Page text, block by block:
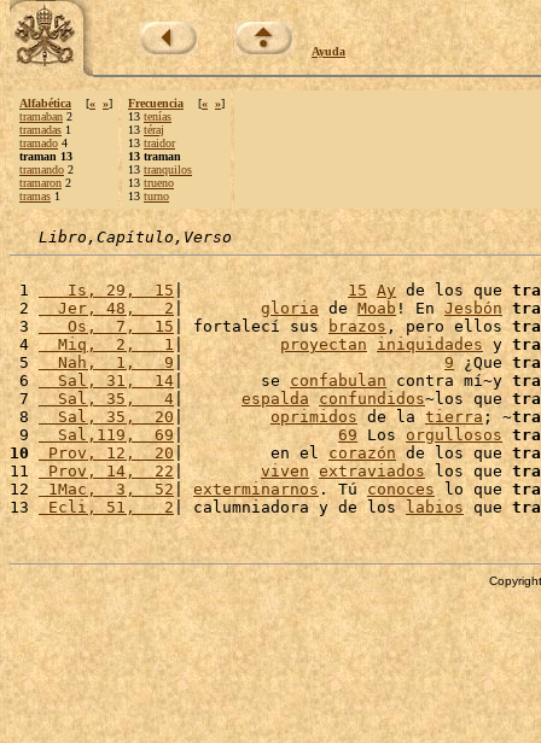
Ayuda
Alfabética [« »]
tramaban 2
tramadas 1
tramado 4
traman 13
tramando 2
tramaron 2
tramas 1
Frecuencia [« »]
13 tenías
13 téraj
13 traidor
13 traman
13 tranquilos
13 trueno
13 turno
Libro,Capítulo,Verso
1
   Is, 29,  15
| 15 Ay de los que
2
  Jer, 48,   2
| gloria de Moab ! En Jesbón
3
   Os,  7,  15
| fortalecí sus brazos , pero ellos
4
  Miq,  2,   1
| proyectan iniquidades y
5
  Nah,  1,   9
| 9 ¿Que
6
  Sal, 31,  14
|        se confabulan contra mí~y
7
  Sal, 35,   4
| espalda confundidos~los que
8
  Sal, 35,  20
| oprimidos de la tierra ; ~
9
  Sal,119,  69
| 69 Los orgullosos
10
Prov, 12,  20|         en el corazón de los que
11 Prov, 14,  22 | viven extraviados los que
12 1Mac,  3,  52 | exterminarnos . Tú conoces lo que
13
Ecli, 51,   2| calumniadora y de los labios que